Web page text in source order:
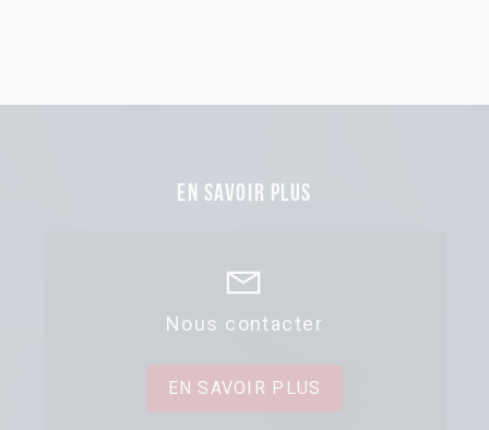
En savoir plus
Nous contacter
EN SAVOIR PLUS